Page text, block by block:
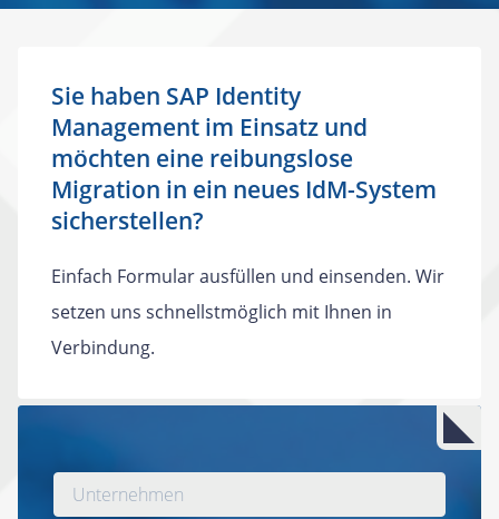
Sie haben SAP Identity
Management im Einsatz und
möchten eine reibungslose
Migration in ein neues IdM-System
sicherstellen?
Einfach Formular ausfüllen und einsenden. Wir
setzen uns schnellstmöglich mit Ihnen in
Verbindung.